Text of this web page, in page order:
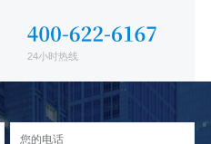
24小时热线